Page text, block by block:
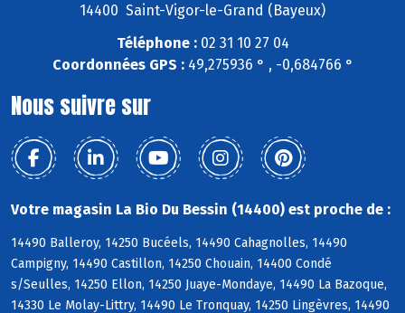
14400 Saint-Vigor-le-Grand (Bayeux)
Téléphone :02 31 10 27 04
Coordonnées GPS :49,275936 ° , -0,684766 °
Nous suivre sur
Votre magasin La Bio Du Bessin (14400) est proche de :
14490 Balleroy, 14250 Bucéels, 14490 Cahagnolles, 14490
Campigny, 14490 Castillon, 14250 Chouain, 14400 Condé
s/Seulles, 14250 Ellon, 14250 Juaye-Mondaye, 14490 La Bazoque,
14330 Le Molay-Littry, 14490 Le Tronquay, 14250 Lingèvres, 14490